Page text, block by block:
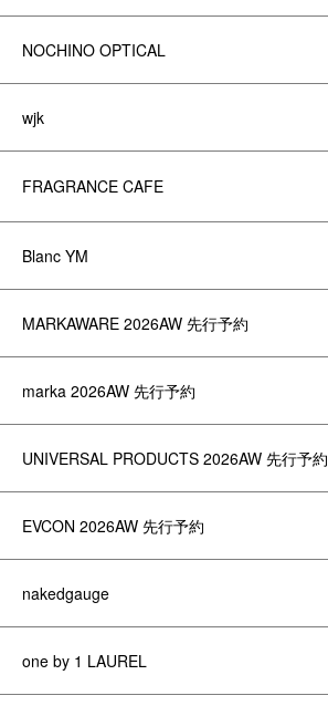
NOCHINO OPTICAL
wjk
FRAGRANCE CAFE
Blanc YM
MARKAWARE 2026AW 先行予約
marka 2026AW 先行予約
UNIVERSAL PRODUCTS 2026AW 先行予約
EVCON 2026AW 先行予約
nakedgauge
one by 1 LAUREL